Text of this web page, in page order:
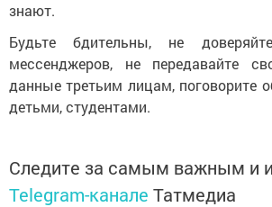
знают.
Будьте бдительны, не
мессенджеров, не передавайте
данные третьим лицам, поговорите
детьми, студентами.
Следите за самым важным и
Telegram-канале Татмедиа